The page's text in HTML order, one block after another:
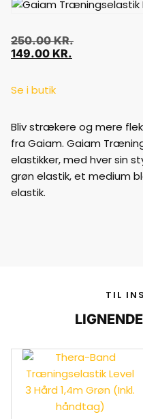
250.00KR.
149.00 KR.
Se i butik
Bliv strækere og mere
fra Gaiam. Gaiam
elastikker, med hver sin
grøn elastik, et medium
elastik.
TIL